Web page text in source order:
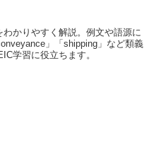
かりやすく解説。例文や語源に
」「shipping」など類義
学習に役立ちます。